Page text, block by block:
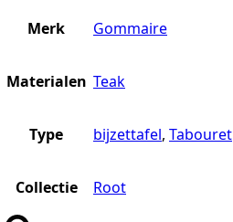
Merk
Gommaire
Materialen Teak
Type bijzettafel, Tabouret
Collectie Root